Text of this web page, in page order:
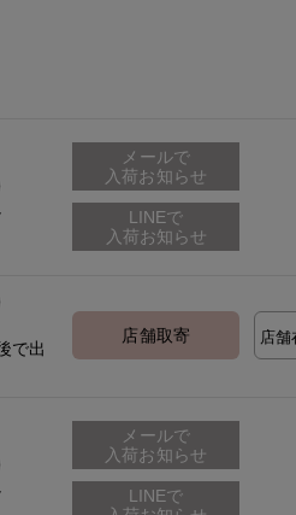
メールで
入荷お知らせ
で出
店舗取寄 店舗
メールで
入荷お知らせ